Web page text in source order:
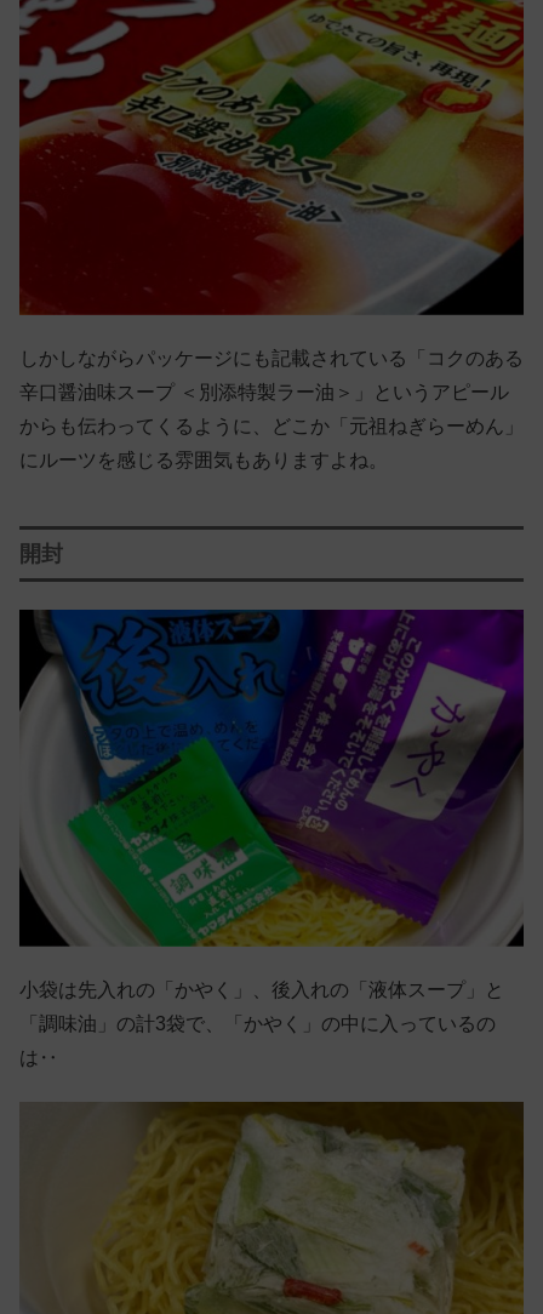
しかしながらパッケージにも記載されている「コクのある
辛口醤油味スープ ＜別添特製ラー油＞」というアピール
からも伝わってくるように、どこか「元祖ねぎらーめん」
にルーツを感じる雰囲気もありますよね。
開封
小袋は先入れの「かやく」、後入れの「液体スープ」と
「調味油」の計3袋で、「かやく」の中に入っているの
は‥